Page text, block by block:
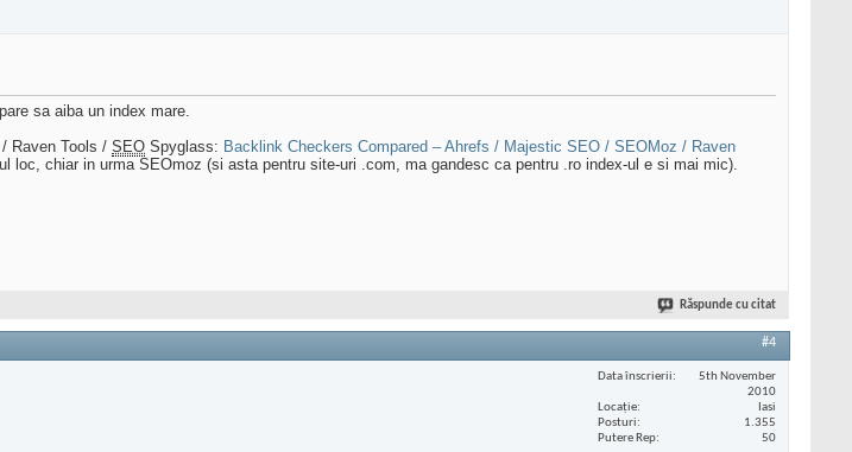
sa aiba un index mare.
Raven Tools / SEO Spyglass: Backlink Checkers Compared – Ahrefs / Majestic SEO / SEOMoz / Raven
loc, chiar in urma SEOmoz (si asta pentru site-uri .com, ma gandesc ca pentru .ro index-ul e si mai mic).
Răspunde cu citat
#4
Data înscrierii
5th November
2010
Locaţie
Iasi
Posturi
1.355
Putere Rep
50